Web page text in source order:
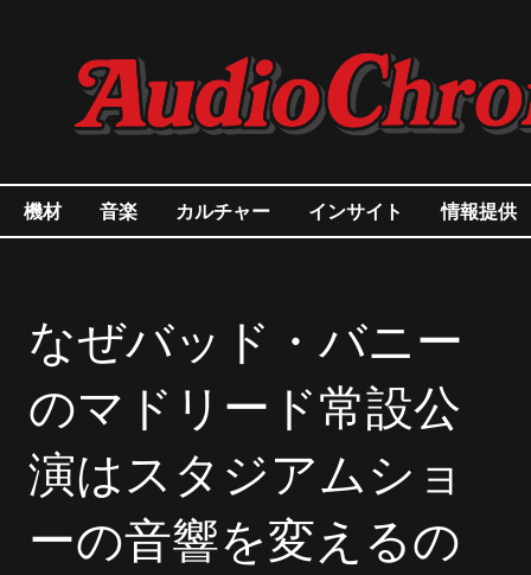
機材 音楽 カルチャー インサイト 情報提供
なぜバッド・バニー
のマドリード常設公
演はスタジアムショ
ーの音響を変えるの